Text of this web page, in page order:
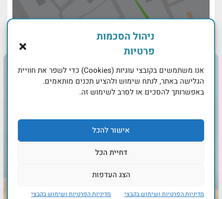
ניהול הסכמות
פרטיות
אנו משתמשים בקובצי עוגיות (Cookies) כדי לשפר את חוויית
הגלישה באתר, לנתח שימוש ולהציע תכנים מותאמים.
באפשרותך להסכים או לסרב לשימוש זה.
אישור להכל
דחיית הכל
הצג העדפות
מדיניות הפרטיות ושימוש בקבצי
מדיניות הפרטיות ושימוש בקבצי